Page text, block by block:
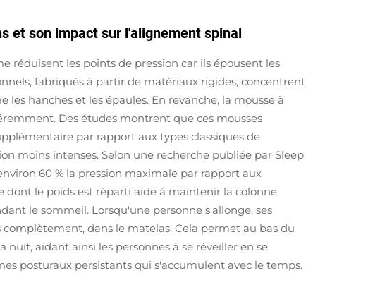
et son impact sur l'alignement spinal
réduisent les points de pression car ils épousent les
fabriqués à partir de matériaux rigides, concentrent
les hanches et les épaules. En revanche, la mousse à
Des études montrent que ces mousses
par rapport aux types classiques de
moins intenses. Selon une recherche publiée par Sleep
60 % la pression maximale par rapport aux
dont le poids est réparti aide à maintenir la colonne
le sommeil. Lorsqu'une personne s'allonge, ses
dans le matelas. Cela permet au bas du
aidant ainsi les personnes à se réveiller en se
posturaux persistants qui s'accumulent avec le temps.